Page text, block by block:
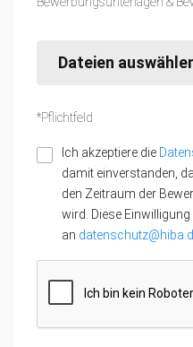
Dateien
*Pflichtfeld
Ich akzeptiere die
damit einverstanden,
den Zeitraum der
wird. Diese Einwilligung
an